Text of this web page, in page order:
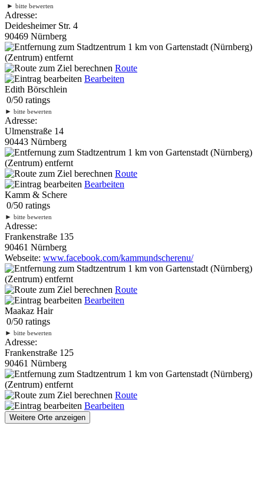
► bitte bewerten
Adresse:
Deidesheimer Str. 4
90469 Nürnberg
1 km von Gartenstadt (Nürnberg)
(Zentrum) entfernt
Route
Bearbeiten
Edith Börschlein
0/50 ratings
► bitte bewerten
Adresse:
Ulmenstraße 14
90443 Nürnberg
1 km von Gartenstadt (Nürnberg)
(Zentrum) entfernt
Route
Bearbeiten
Kamm & Schere
0/50 ratings
► bitte bewerten
Adresse:
Frankenstraße 135
90461 Nürnberg
Webseite: www.facebook.com/kammundscherenu/
1 km von Gartenstadt (Nürnberg)
(Zentrum) entfernt
Route
Bearbeiten
Maakaz Hair
0/50 ratings
► bitte bewerten
Adresse:
Frankenstraße 125
90461 Nürnberg
1 km von Gartenstadt (Nürnberg)
(Zentrum) entfernt
Route
Bearbeiten
Weitere Orte anzeigen